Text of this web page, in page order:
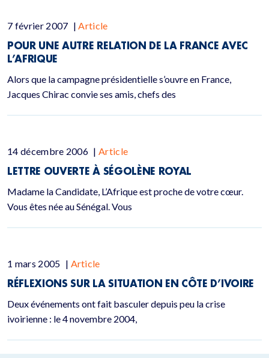
7 février 2007 | Article
POUR UNE AUTRE RELATION DE LA FRANCE AVEC
L’AFRIQUE
Alors que la campagne présidentielle s’ouvre en France,
Jacques Chirac convie ses amis, chefs des
14 décembre 2006 | Article
LETTRE OUVERTE À SÉGOLÈNE ROYAL
Madame la Candidate, L’Afrique est proche de votre cœur.
Vous êtes née au Sénégal. Vous
1 mars 2005 | Article
RÉFLEXIONS SUR LA SITUATION EN CÔTE D’IVOIRE
Deux événements ont fait basculer depuis peu la crise
ivoirienne : le 4 novembre 2004,